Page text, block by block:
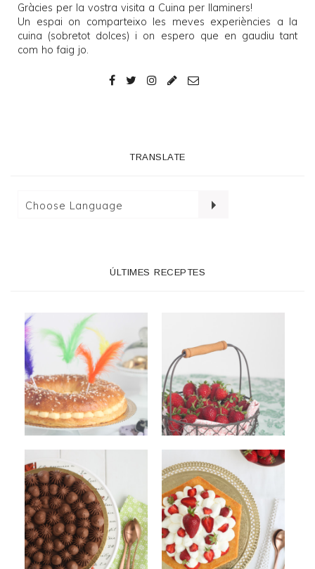
Gràcies per la vostra visita a Cuina per llaminers!
Un espai on comparteixo les meves experiències a la
cuina (sobretot dolces) i on espero que en gaudiu tant
com ho faig jo.
TRANSLATE
ÚLTIMES RECEPTES